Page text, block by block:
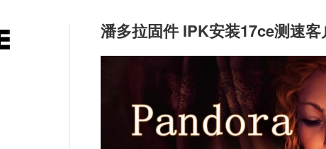
潘多拉固件 IPK安装17ce测速客